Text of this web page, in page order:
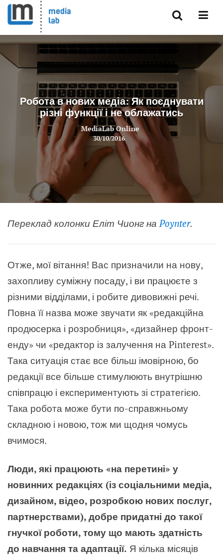
Робота в нових медіа: Як поєднувати
різні функції і не облажатись
MediaLab Online
30/10/2016
Переклад колонки Еліт Чионг наPoynter.
Отже, мої вітання! Вас призначили на нову,
захопливу суміжну посаду, і ви працюєте з
різними відділами, і робите дивовижні речі.
Повна її назва може звучати як «редакційна
продюсерка і розробниця», «дизайнер фронт-
енду» чи «редактор із залучення на Pinterest».
Така ситуація стає все більш імовірною, бо
редакції все більше стимулюють внутрішню
співпрацю і експериментують зі стратегією.
Така робота може бути по-справжньому
складною і новою, тож ми щодня чомусь
вчимося.
Люди, які працюють «на перетині» у
новинних редакціях (із соціальними медіа,
дизайном, відео, розробкою нових послуг,
партнерствами), добре придатні до такої
гнучкої роботи, тому що мають здатність
до навчання та адаптації. Я кілька місяців